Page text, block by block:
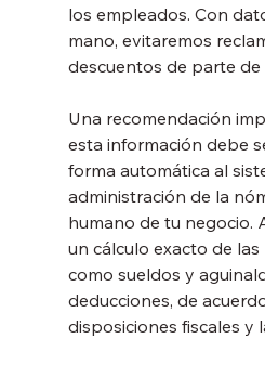
los empleados. Con
mano, evitaremos
descuentos de parte
Una recomendación
esta información debe
forma automática al
administración de la
humano de tu negocio.
un cálculo exacto de
como sueldos y
deducciones, de
disposiciones fiscales y